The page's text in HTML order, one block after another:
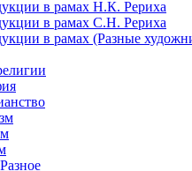
в рамах Н.К. Рериха
в рамах С.Н. Рериха
в рамах (Разные